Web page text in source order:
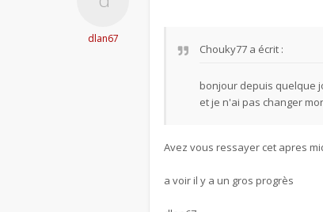
dlan67
Chouky77 a écrit :
bonjour depuis quelque
et je n'ai pas changer
Avez vous ressayer cet apres
a voir il y a un gros progrès